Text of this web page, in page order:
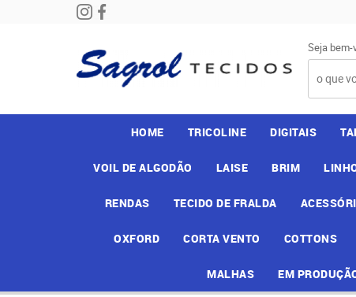
Seja bem-
HOME TRICOLINE DIGITAIS
VOIL DE ALGODÃO LAISE BRIM
RENDAS TECIDO DE FRALDA
OXFORD CORTA VENTO COTTONS
MALHAS EM